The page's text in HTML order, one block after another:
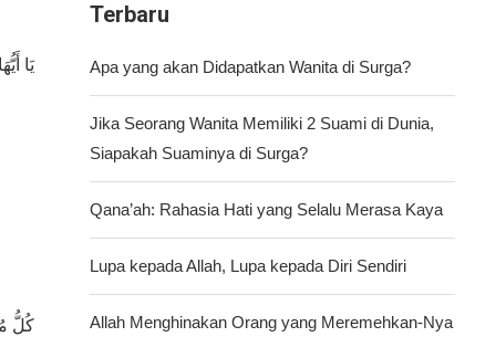
يَا
كُلُّ
Terbaru
Apa yang akan Didapatkan Wanita di Surga?
Jika Seorang Wanita Memiliki 2 Suami di Dunia,
Siapakah Suaminya di Surga?
Qana’ah: Rahasia Hati yang Selalu Merasa Kaya
Lupa kepada Allah, Lupa kepada Diri Sendiri
Allah Menghinakan Orang yang Meremehkan-Nya